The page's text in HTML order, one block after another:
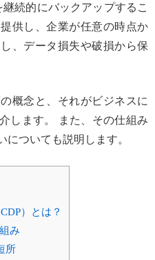
続的にバックアップするこ
供し、企業が任意の時点か
、データ損失や破損から保
概念と、それがビジネスに
します。 また、その仕組み
についても説明します。
）とは？
み
所